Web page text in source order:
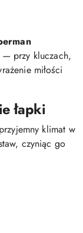
przy kluczach,
miłości
łapki
klimat w
czyniąc go